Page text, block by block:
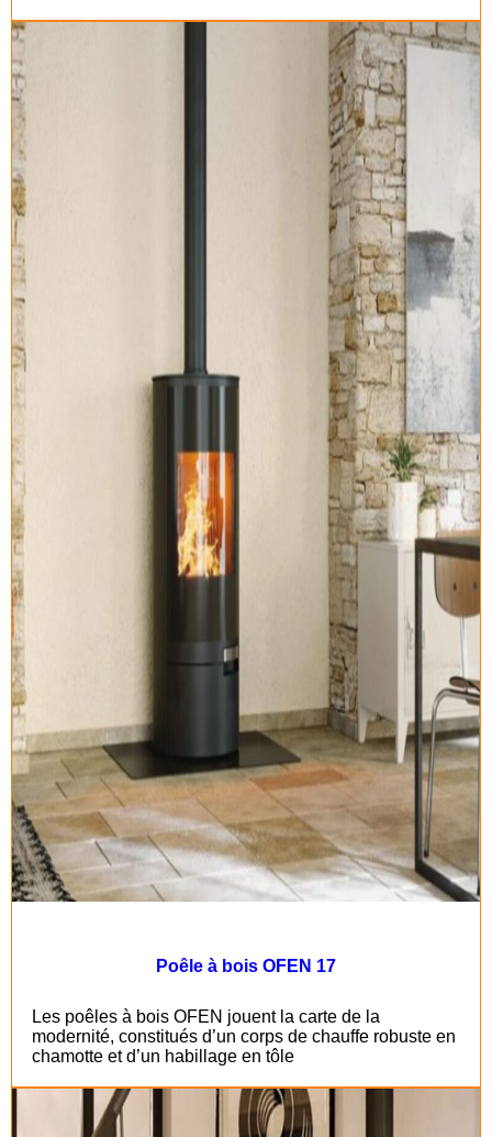
Poêle à bois OFEN 17
Les poêles à bois OFEN jouent la carte de la
modernité, constitués d’un corps de chauffe robuste en
chamotte et d’un habillage en tôle